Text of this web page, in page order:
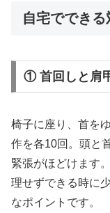
自宅でできる
① 首回しと肩
椅子に座り、首を
作を各10回。頭と
緊張がほどけます
理せずできる時に
なポイントです。